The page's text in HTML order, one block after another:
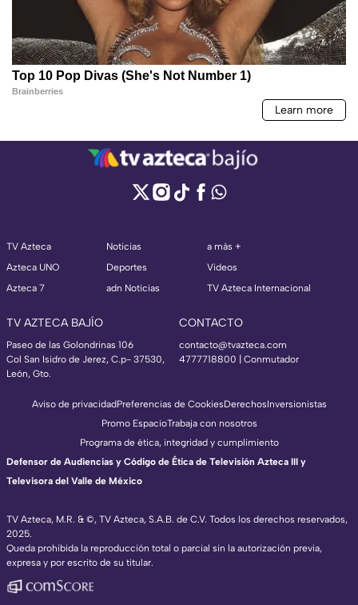
TV Azteca
Azteca UNO
Azteca 7
Noticias
Deportes
adn Noticias
a más +
Videos
TV Azteca Internacional
TV AZTECA BAJÍO
Paseo de las Golondrinas 106
Col San Isidro de Jerez, C.p- 37530,
León, Gto.
CONTACTO
contacto@tvazteca.com
4777718800 | Conmutador
TV Azteca, M.R. & ©, TV Azteca, S.A.B. de C.V. Todos los derechos reservados,
2025.
Queda prohibida la reproducción total o parcial sin la autorización previa,
expresa y por escrito de su titular.
Aviso de privacidadPreferencias de CookiesDerechosInversionistas
Promo EspacioTrabaja con nosotros
Programa de ética, integridad y cumplimiento
Defensor de Audiencias y Código de Ética de Televisión Azteca III y
Televisora del Valle de México